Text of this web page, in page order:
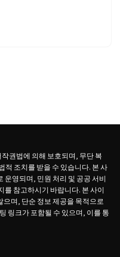
권법에 의해 보호되며, 무단 복
적 조치를 받을 수 있습니다. 본 사
운영되며, 민원 처리 및 공공 서비
를 참고하시기 바랍니다. 본 사이
며, 단순 정보 제공을 목적으로
링크가 포함될 수 있으며, 이를 통